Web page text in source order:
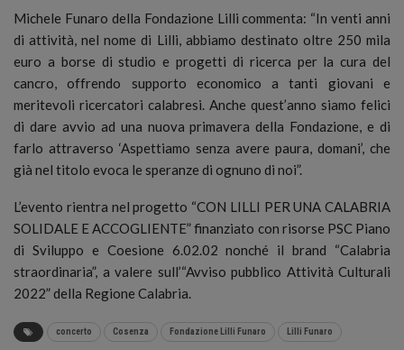
Michele Funaro della Fondazione Lilli commenta: “In venti anni
di attività, nel nome di Lilli, abbiamo destinato oltre 250 mila
euro a borse di studio e progetti di ricerca per la cura del
cancro, offrendo supporto economico a tanti giovani e
meritevoli ricercatori calabresi. Anche quest’anno siamo felici
di dare avvio ad una nuova primavera della Fondazione, e di
farlo attraverso ‘Aspettiamo senza avere paura, domani’, che
già nel titolo evoca le speranze di ognuno di noi”.
L’evento rientra nel progetto “CON LILLI PER UNA CALABRIA
SOLIDALE E ACCOGLIENTE” finanziato con risorse PSC Piano
di Sviluppo e Coesione 6.02.02 nonché il brand “Calabria
straordinaria”, a valere sull’“Avviso pubblico Attività Culturali
2022” della Regione Calabria.
concerto Cosenza Fondazione Lilli Funaro Lilli Funaro